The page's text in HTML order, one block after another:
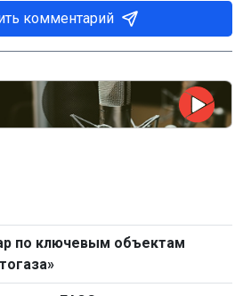
комментарий
по ключевым объектам